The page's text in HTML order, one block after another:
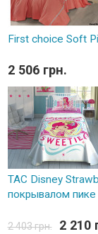
First choice Soft
2 506 грн.
TAC Disney
покрывалом пике
2 403 грн. 2 210